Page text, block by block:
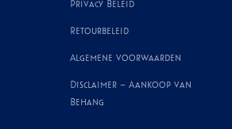
Privacy Beleid
Retourbeleid
Algemene voorwaarden
Disclaimer – Aankoop van
Behang